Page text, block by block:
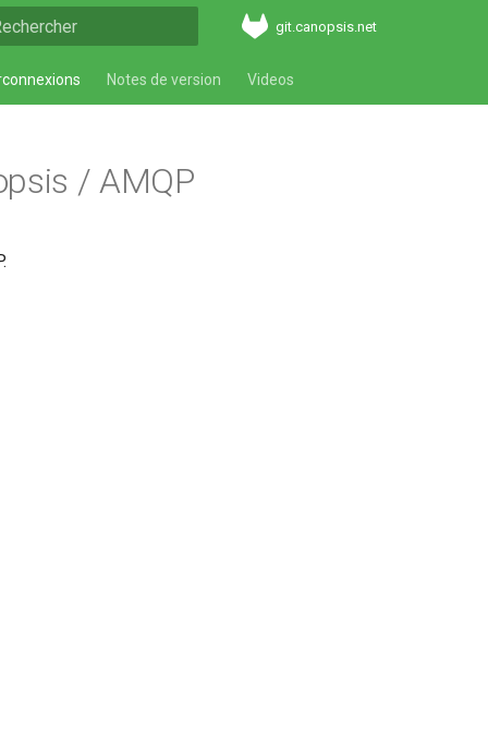
git.canopsis.net
Notes de version Videos
/ AMQP